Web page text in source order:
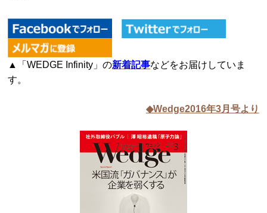
▲「WEDGE Infinity」の新着記事などをお届けしていま
す。
◆Wedge2016年3月号より